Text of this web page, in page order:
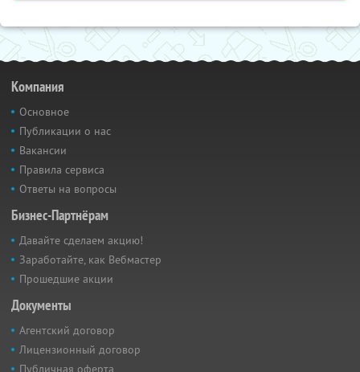
Компания
Основное
Публикации о нас
Вакансии
Правила сервиса
Ответы на вопросы
Бизнес-Партнёрам
Давайте сделаем акцию!
Заработайте, как Вебмастер
Прошедшие акции
Документы
Агентский договор
Лицензионный договор
Публичная оферта